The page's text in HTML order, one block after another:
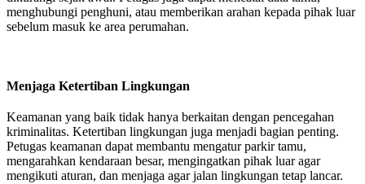
menghubungi penghuni, atau memberikan arahan kepada pihak luar
sebelum masuk ke area perumahan.
Menjaga Ketertiban Lingkungan
Keamanan yang baik tidak hanya berkaitan dengan pencegahan
kriminalitas. Ketertiban lingkungan juga menjadi bagian penting.
Petugas keamanan dapat membantu mengatur parkir tamu,
mengarahkan kendaraan besar, mengingatkan pihak luar agar
mengikuti aturan, dan menjaga agar jalan lingkungan tetap lancar.